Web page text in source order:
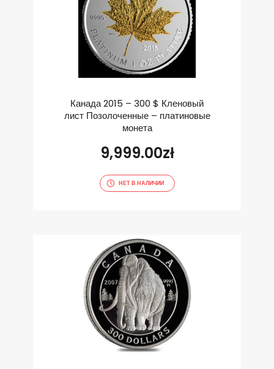
Канада 2015 – 300 $ Кленовый
лист Позолоченные – платиновые
монета
9,999.00zł
НЕТ В НАЛИЧИИ